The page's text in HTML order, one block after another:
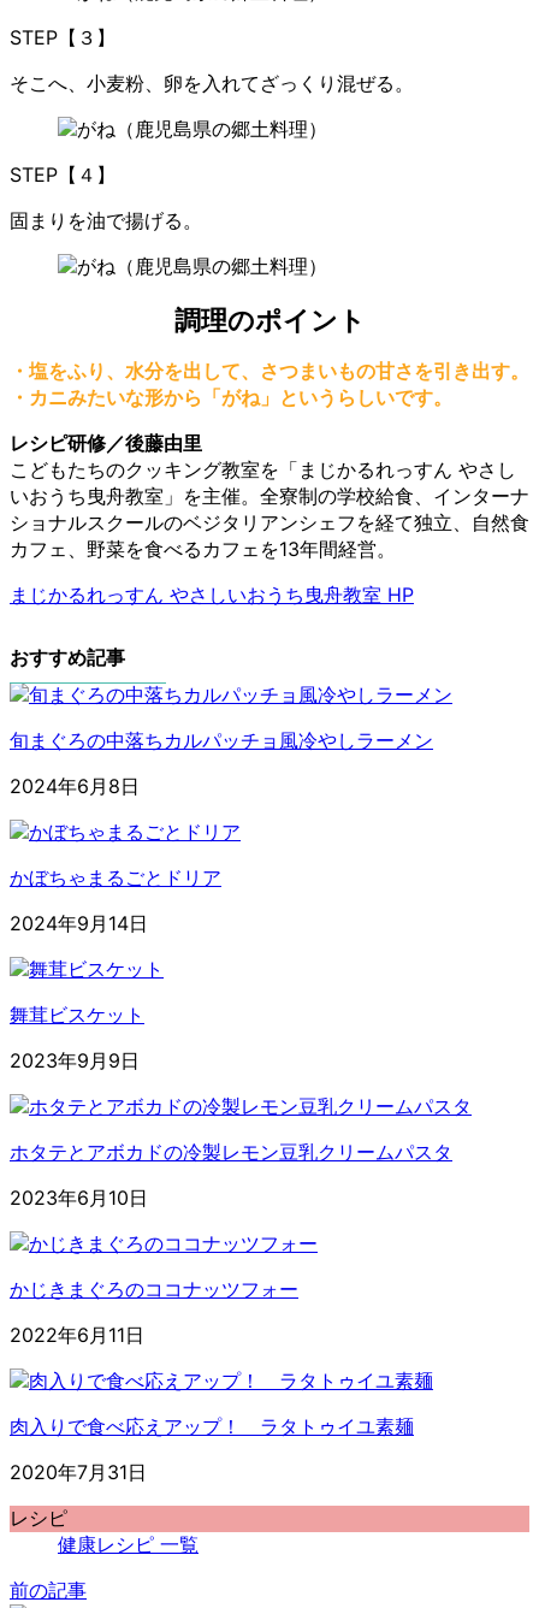
STEP【３】
そこへ、小麦粉、卵を入れてざっくり混ぜる。
STEP【４】
固まりを油で揚げる。
調理のポイント
・塩をふり、水分を出して、さつまいもの甘さを引き出す。
・カニみたいな形から「がね」というらしいです。
レシピ研修／後藤由里
こどもたちのクッキング教室を「まじかるれっすん やさし
いおうち曳舟教室」を主催。全寮制の学校給食、インターナ
ショナルスクールのベジタリアンシェフを経て独立、自然食
カフェ、野菜を食べるカフェを13年間経営。
まじかるれっすん やさしいおうち曳舟教室 HP
おすすめ記事
旬まぐろの中落ちカルパッチョ風冷やしラーメン
2024年6月8日
かぼちゃまるごとドリア
2024年9月14日
舞茸ビスケット
2023年9月9日
ホタテとアボカドの冷製レモン豆乳クリームパスタ
2023年6月10日
かじきまぐろのココナッツフォー
2022年6月11日
肉入りで食べ応えアップ！ ラタトゥイユ素麺
2020年7月31日
レシピ
健康レシピ 一覧
前の記事